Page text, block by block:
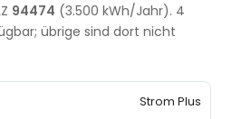
94474 (3.500 kWh/Jahr). 4
übrige sind dort nicht
Strom Plus